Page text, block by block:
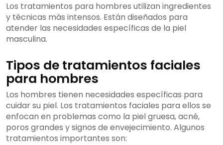
Los tratamientos para hombres utilizan ingredientes
y técnicas más intensos. Están diseñados para
atender las necesidades específicas de la piel
masculina.
Tipos de tratamientos faciales
para hombres
Los hombres tienen necesidades específicas para
cuidar su piel. Los tratamientos faciales para ellos se
enfocan en problemas como la piel gruesa, acné,
poros grandes y signos de envejecimiento. Algunos
tratamientos importantes son: